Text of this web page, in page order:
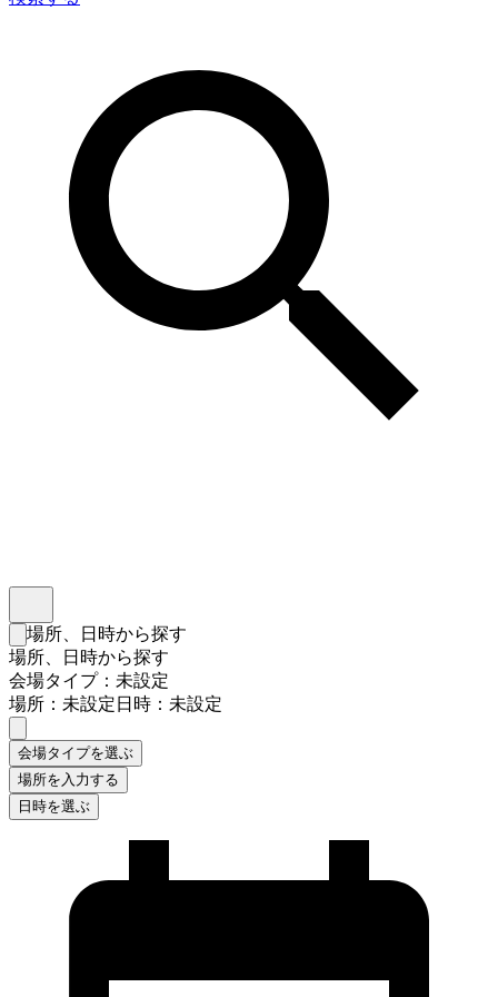
検索フォームを閉じる
場所、日時から探す
場所、日時から探す
会場タイプ：未設定
場所：未設定日時：未設定
会場タイプを選ぶ
場所を入力する
日時を選ぶ